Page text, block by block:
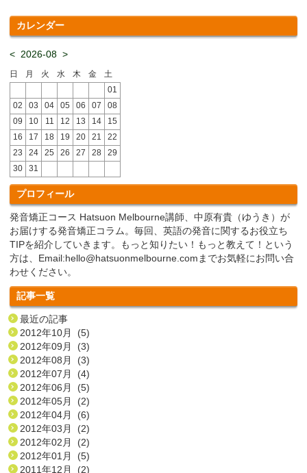
カレンダー
< 2026-08 >
日 月 火 水 木 金
土
01
02
03 04 05 06 07
08
09
10 11 12 13 14
15
16
17 18 19 20 21
22
23
24 25 26 27 28
29
30
31
プロフィール
発音矯正コース Hatsuon Melbourne講師、中原有貴（ゆうき）が
お届けする発音矯正コラム。毎回、英語の発音に関するお役立ち
TIPを紹介していきます。もっと知りたい！もっと教えて！という
方は、Email:hello@hatsuonmelbourne.comまでお気軽にお問い合
わせください。
記事一覧
最近の記事
2012年10月 (5)
2012年09月 (3)
2012年08月 (3)
2012年07月 (4)
2012年06月 (5)
2012年05月 (2)
2012年04月 (6)
2012年03月 (2)
2012年02月 (2)
2012年01月 (5)
2011年12月 (2)